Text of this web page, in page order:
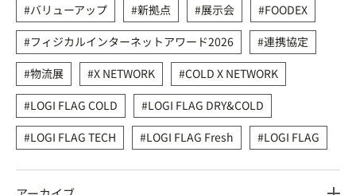
バリューアップ
新拠点 展示会
FOODEX
フィジカルインターネットアワード2026
連携協定
物流展
X NETWORK
COLD X NETWORK
LOGI FLAG COLD
LOGI FLAG DRY&COLD
LOGI FLAG TECH
LOGI FLAG Fresh LOGI FLAG